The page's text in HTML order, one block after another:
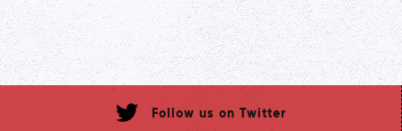
Follow us on Twitter